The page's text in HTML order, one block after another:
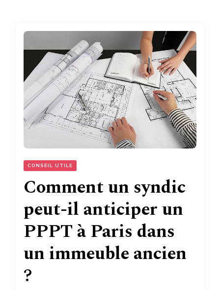
CONSEIL UTILE
Comment un syndic
peut-il anticiper un
PPPT à Paris dans
un immeuble ancien
?